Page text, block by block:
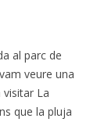
al parc de
veure una
La
que la pluja